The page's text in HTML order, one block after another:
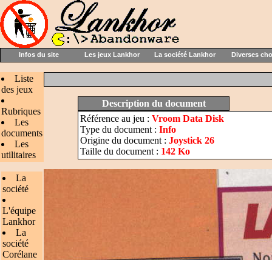
Infos du site Les jeux Lankhor La société Lankhor Diverses
Liste
des jeux
Rubriques
Les
documents
Les
utilitaires
La
société
L'équipe
Lankhor
La
société
Corélane
Description du document
Référence au jeu : Vroom Data Disk
Type du document : Info
Origine du document : Joystick 26
Taille du document : 142 Ko